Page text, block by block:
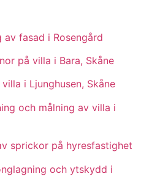
fasad i Rosengård
på villa i Bara, Skåne
i Ljunghusen, Skåne
och målning av villa i
sprickor på hyresfastighet
och ytskydd i